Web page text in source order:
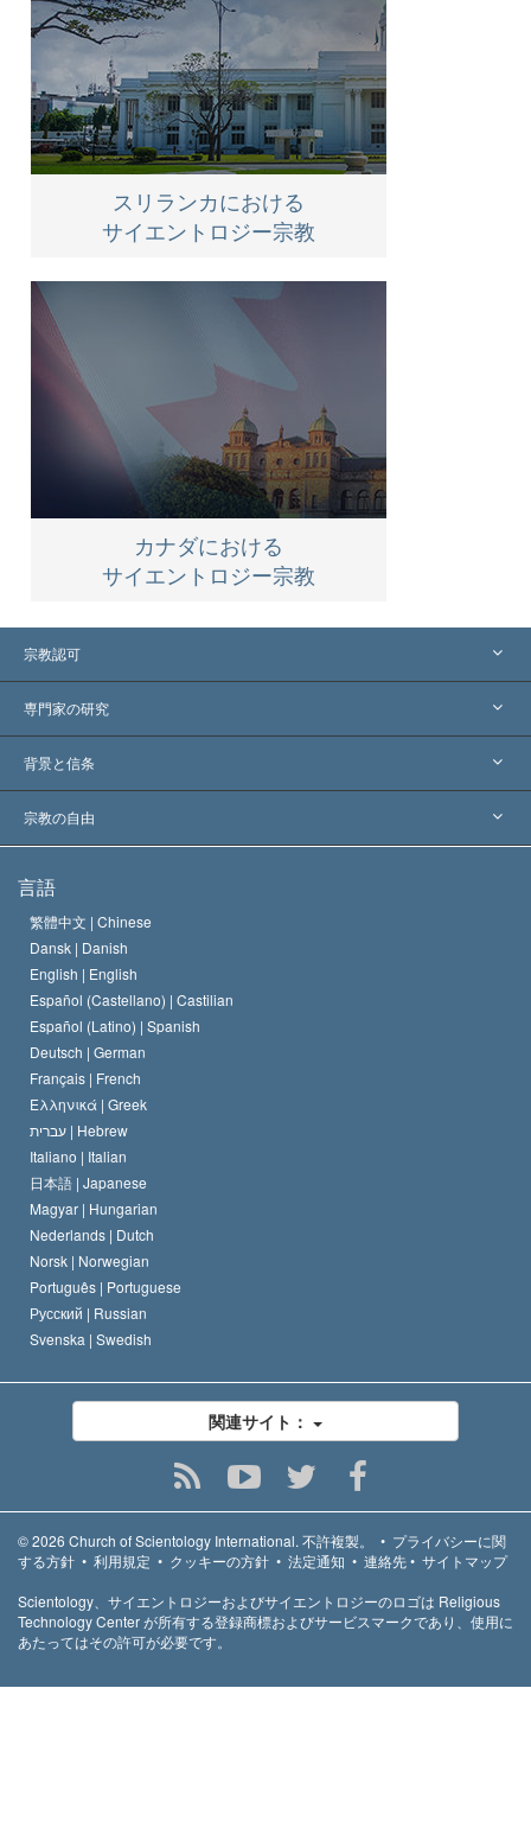
スリランカにおける
サイエントロジー宗教
カナダにおける
サイエントロジー宗教
宗教認可
アメリカ
世界各地での認可
主要な裁定
専門家の研究
各分野の専門家による見解
世界を代表する専門家
背景と信条
L. ロン ハバード
サイエントロジー教会の信条
サイエントロジストの規律
デビッド･ミスキャベッジ
宗教の自由
何でしょう？
人権の国際基準
宗教に関する宣言
言語
繁體中文 | Chinese
Dansk | Danish
English | English
Español (Castellano) | Castilian
Español (Latino) | Spanish
Deutsch | German
Français | French
Ελληνικά | Greek
עברית | Hebrew
Italiano | Italian
日本語 | Japanese
Magyar | Hungarian
Nederlands | Dutch
Norsk | Norwegian
Português | Portuguese
Русский | Russian
Svenska | Swedish
関連サイト：
© 2026 Church of Scientology International. 不許複製。 • プライバシーに関
する方針 • 利用規定 • クッキーの方針 • 法定通知 • 連絡先• サイトマップ
Scientology、サイエントロジーおよびサイエントロジーのロゴは Religious
Technology Center が所有する登録商標およびサービスマークであり、使用に
あたってはその許可が必要です。